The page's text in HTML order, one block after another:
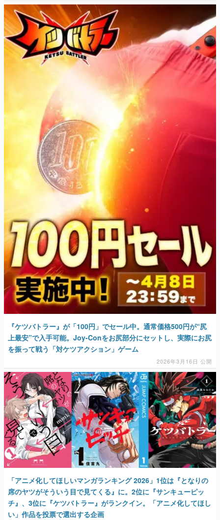
『ケツバトラー』が「100円」でセール中。通常価格500円が“尻
上最安”で入手可能。Joy-Conをお尻部分にセットし、実際にお尻
を振って戦う「対ケツアクション」ゲーム
2026年3月16日 公開
「アニメ化してほしいマンガランキング 2026」1位は『となりの
席のヤツがそういう目で見てくる』に。2位に『サンキューピッ
チ』、3位に『ケツバトラー』がランクイン。「アニメ化してほし
い」作品を投票で選出する企画